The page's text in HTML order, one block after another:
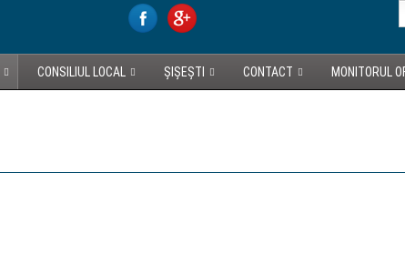
CONSILIUL LOCAL ȘIȘEȘTI CONTACT MONITORUL